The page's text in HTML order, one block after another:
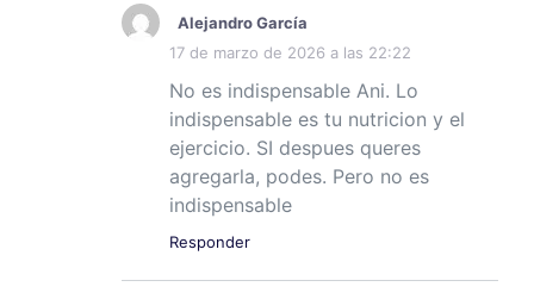
Alejandro García
17 de marzo de 2026 a las 22:22
No es indispensable Ani. Lo
indispensable es tu nutricion y el
ejercicio. SI despues queres
agregarla, podes. Pero no es
indispensable
Responder